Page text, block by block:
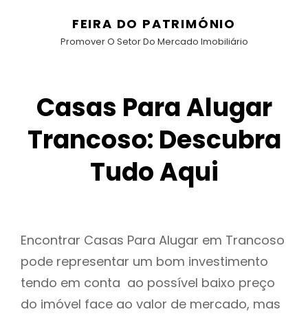
FEIRA DO PATRIMÓNIO
Promover O Setor Do Mercado Imobiliário
Casas Para Alugar
Trancoso: Descubra
Tudo Aqui
Encontrar Casas Para Alugar em Trancoso
pode representar um bom investimento
tendo em conta ao possível baixo preço
do imóvel face ao valor de mercado, mas